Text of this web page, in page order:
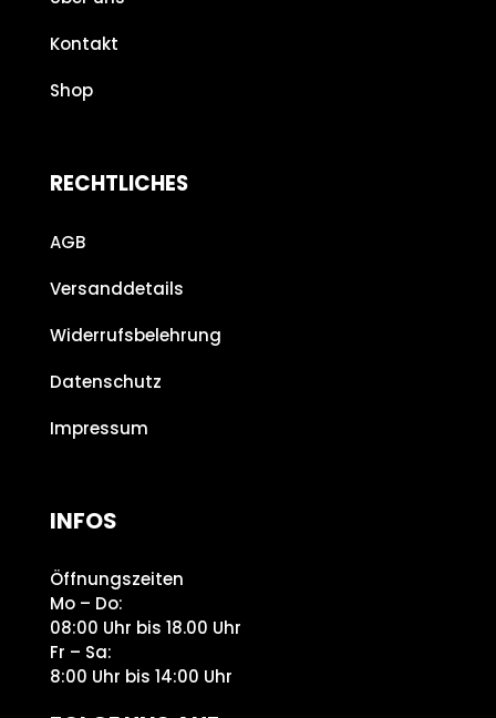
Kontakt
Shop
RECHTLICHES
AGB
Versanddetails
Widerrufsbelehrung
Datenschutz
Impressum
INFOS
Öffnungszeiten
Mo – Do:
08:00 Uhr bis 18.00 Uhr
Fr – Sa:
8:00 Uhr bis 14:00 Uhr